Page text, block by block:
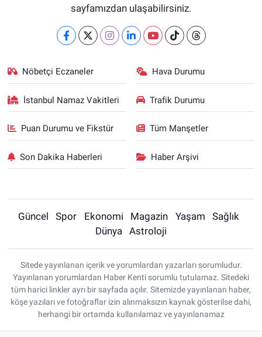
sayfamızdan ulaşabilirsiniz.
Nöbetçi Eczaneler Hava Durumu
İstanbul Namaz Vakitleri Trafik Durumu
Puan Durumu ve Fikstür Tüm Manşetler
Son Dakika Haberleri Haber Arşivi
Güncel Spor Ekonomi Magazin Yaşam
Sağlık
Dünya
Astroloji
Sitede yayınlanan içerik ve yorumlardan yazarları sorumludur.
Yayınlanan yorumlardan Haber Kenti sorumlu tutulamaz. Sitedeki
tüm harici linkler ayrı bir sayfada açılır. Sitemizde yayınlanan haber,
köşe yazıları ve fotoğraflar izin alınmaksızın kaynak gösterilse dahi,
herhangi bir ortamda kullanılamaz ve yayınlanamaz